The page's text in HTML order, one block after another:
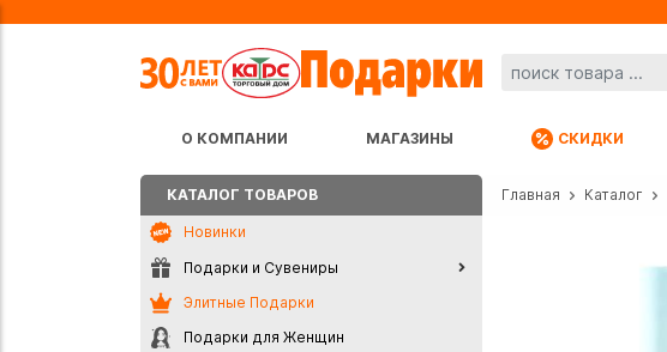
О КОМПАНИИ МАГАЗИНЫ СКИДКИ
КАТАЛОГ ТОВАРОВ
Новинки
Подарки и Сувениры
Элитные Подарки
Подарки для Женщин
Главная Каталог